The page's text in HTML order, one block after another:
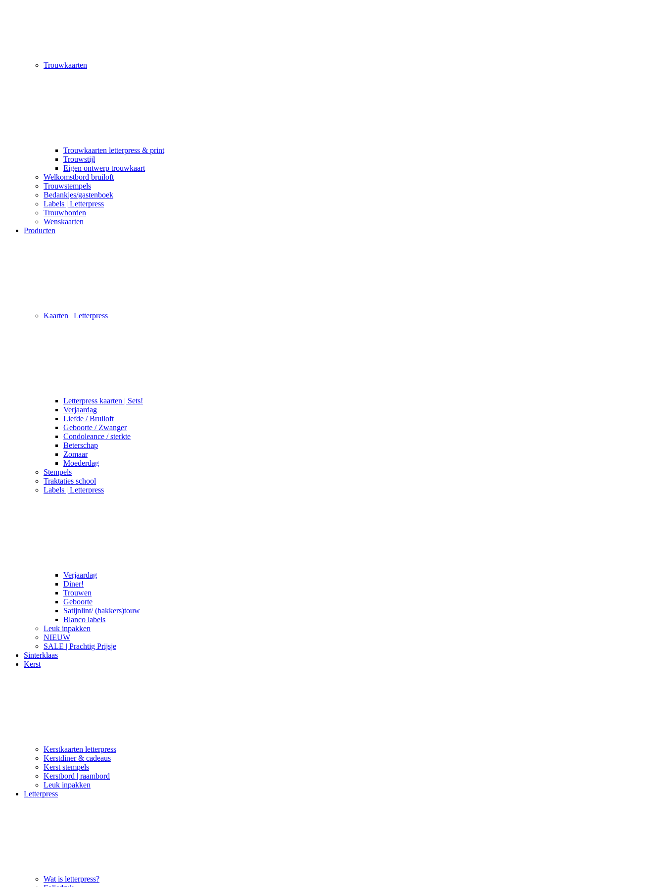
Trouwkaarten
Trouwkaarten letterpress & print
Trouwstijl
Eigen ontwerp trouwkaart
Welkomstbord bruiloft
Trouwstempels
Bedankjes/gastenboek
Labels | Letterpress
Trouwborden
Wenskaarten
Producten
Kaarten | Letterpress
Letterpress kaarten | Sets!
Verjaardag
Liefde / Bruiloft
Geboorte / Zwanger
Condoleance / sterkte
Beterschap
Zomaar
Moederdag
Stempels
Traktaties school
Labels | Letterpress
Verjaardag
Diner!
Trouwen
Geboorte
Satijnlint/ (bakkers)touw
Blanco labels
Leuk inpakken
NIEUW
SALE | Prachtig Prijsje
Sinterklaas
Kerst
Kerstkaarten letterpress
Kerstdiner & cadeaus
Kerst stempels
Kerstbord | raambord
Leuk inpakken
Letterpress
Wat is letterpress?